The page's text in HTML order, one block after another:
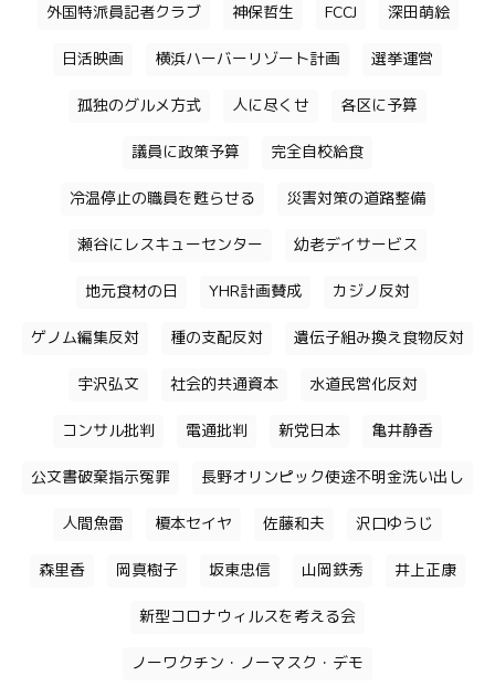
外国特派員記者クラブ 神保哲生 FCCJ 深田萌絵
日活映画 横浜ハーバーリゾート計画 選挙運営
孤独のグルメ方式 人に尽くせ 各区に予算
議員に政策予算 完全自校給食
冷温停止の職員を甦らせる 災害対策の道路整備
瀬谷にレスキューセンター 幼老デイサービス
地元食材の日 YHR計画賛成 カジノ反対
ゲノム編集反対 種の支配反対 遺伝子組み換え食物反対
宇沢弘文 社会的共通資本 水道民営化反対
コンサル批判 電通批判 新党日本 亀井静香
公文書破棄指示冤罪 長野オリンピック使途不明金洗い出し
人間魚雷 榎本セイヤ 佐藤和夫 沢口ゆうじ
森里香 岡真樹子 坂東忠信 山岡鉄秀 井上正康
新型コロナウィルスを考える会
ノーワクチン・ノーマスク・デモ